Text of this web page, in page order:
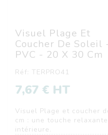
Visuel Plage Et
Coucher De Soleil
PVC - 20 X 30 Cm
Réf: TERPRO41
7,67 € HT
Visuel Plage et coucher
cm : une touche
intérieure.